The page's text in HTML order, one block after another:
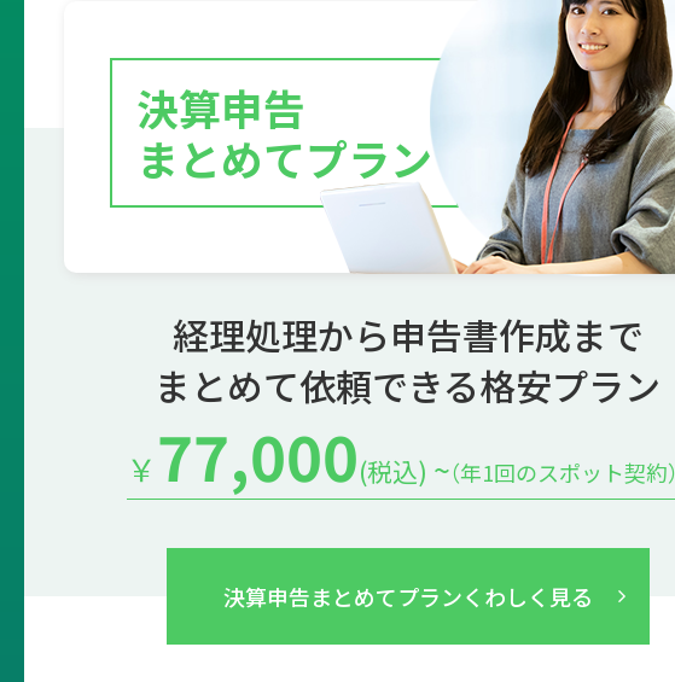
決算申告
まとめてプラン
経理処理から申告書作成まで
まとめて依頼できる格安プラン
￥77,000(税込) ~
（年1回のスポット契約）
決算申告まとめてプランくわしく見る